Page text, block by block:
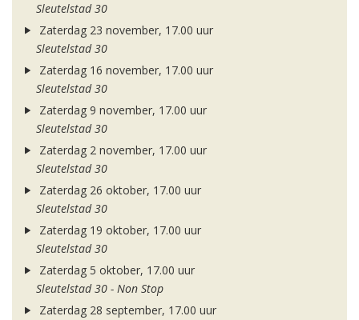
Sleutelstad 30
Zaterdag 23 november, 17.00 uur
Sleutelstad 30
Zaterdag 16 november, 17.00 uur
Sleutelstad 30
Zaterdag 9 november, 17.00 uur
Sleutelstad 30
Zaterdag 2 november, 17.00 uur
Sleutelstad 30
Zaterdag 26 oktober, 17.00 uur
Sleutelstad 30
Zaterdag 19 oktober, 17.00 uur
Sleutelstad 30
Zaterdag 5 oktober, 17.00 uur
Sleutelstad 30 - Non Stop
Zaterdag 28 september, 17.00 uur